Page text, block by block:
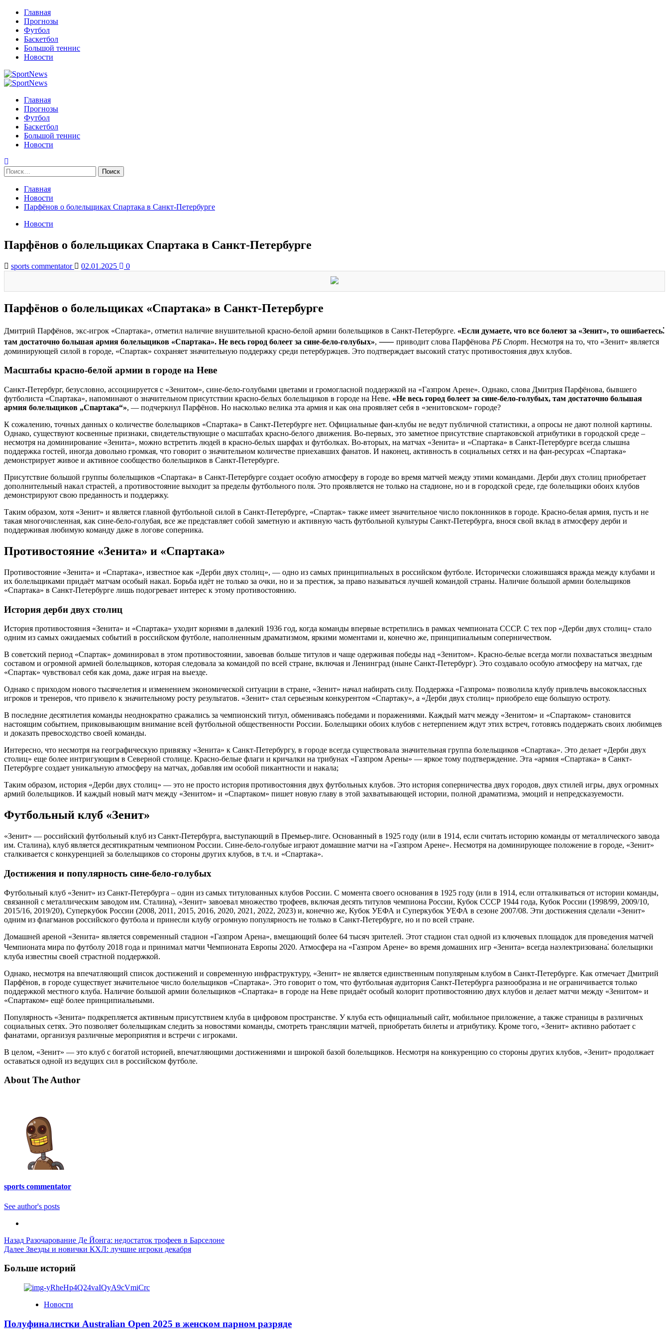
Перейти
содержимому
Главная
Прогнозы
Футбол
Баскетбол
Большой теннис
Новости
Primary
Главная
Прогнозы
Футбол
Баскетбол
Большой теннис
Новости
Найти:
Главная
Новости
Парфёнов о болельщиках Спартака в Санкт-Петербурге
Новости
Парфёнов о болельщиках Спартака в Санкт-Петербурге
sports commentator 02.01.2025 0
Парфёнов о болельщиках «Спартака» в Санкт-Петербурге
Дмитрий Парфёнов, экс-игрок «Спартака», отметил наличие внушительной красно-белой армии болельщиков в Санкт-Петербурге. «Если думаете, что все болеют за «Зенит», то ошибаетесь⁚
там достаточно большая армия болельщиков «Спартака». Не весь город болеет за сине-бело-голубых», ⸺ приводит слова Парфёнова РБ Спорт. Несмотря на то, что «Зенит» является
доминирующей силой в городе, «Спартак» сохраняет значительную поддержку среди петербуржцев. Это подтверждает высокий статус противостояния двух клубов.
Масштабы красно-белой армии в городе на Неве
Санкт-Петербург, безусловно, ассоциируется с «Зенитом», сине-бело-голубыми цветами и громогласной поддержкой на «Газпром Арене». Однако, слова Дмитрия Парфёнова, бывшего
футболиста «Спартака», напоминают о значительном присутствии красно-белых болельщиков в городе на Неве. «Не весь город болеет за сине-бело-голубых, там достаточно большая
армия болельщиков „Спартака“», — подчеркнул Парфёнов. Но насколько велика эта армия и как она проявляет себя в «зенитовском» городе?
К сожалению, точных данных о количестве болельщиков «Спартака» в Санкт-Петербурге нет. Официальные фан-клубы не ведут публичной статистики, а опросы не дают полной картины.
Однако, существуют косвенные признаки, свидетельствующие о масштабах красно-белого движения. Во-первых, это заметное присутствие спартаковской атрибутики в городской среде –
несмотря на доминирование «Зенита», можно встретить людей в красно-белых шарфах и футболках. Во-вторых, на матчах «Зенита» и «Спартака» в Санкт-Петербурге всегда слышна
поддержка гостей, иногда довольно громкая, что говорит о значительном количестве приехавших фанатов. И наконец, активность в социальных сетях и на фан-ресурсах «Спартака»
демонстрирует живое и активное сообщество болельщиков в Санкт-Петербурге.
Присутствие большой группы болельщиков «Спартака» в Санкт-Петербурге создает особую атмосферу в городе во время матчей между этими командами. Дерби двух столиц приобретает
дополнительный накал страстей, а противостояние выходит за пределы футбольного поля. Это проявляется не только на стадионе, но и в городской среде, где болельщики обоих клубов
демонстрируют свою преданность и поддержку.
Таким образом, хотя «Зенит» и является главной футбольной силой в Санкт-Петербурге, «Спартак» также имеет значительное число поклонников в городе. Красно-белая армия, пусть и не
такая многочисленная, как сине-бело-голубая, все же представляет собой заметную и активную часть футбольной культуры Санкт-Петербурга, внося свой вклад в атмосферу дерби и
поддерживая любимую команду даже в логове соперника.
Противостояние «Зенита» и «Спартака»
Противостояние «Зенита» и «Спартака», известное как «Дерби двух столиц», — одно из самых принципиальных в российском футболе. Исторически сложившаяся вражда между клубами и
их болельщиками придаёт матчам особый накал. Борьба идёт не только за очки, но и за престиж, за право называться лучшей командой страны. Наличие большой армии болельщиков
«Спартака» в Санкт-Петербурге лишь подогревает интерес к этому противостоянию.
История дерби двух столиц
История противостояния «Зенита» и «Спартака» уходит корнями в далекий 1936 год, когда команды впервые встретились в рамках чемпионата СССР. С тех пор «Дерби двух столиц» стало
одним из самых ожидаемых событий в российском футболе, наполненным драматизмом, яркими моментами и, конечно же, принципиальным соперничеством.
В советский период «Спартак» доминировал в этом противостоянии, завоевав больше титулов и чаще одерживая победы над «Зенитом». Красно-белые всегда могли похвастаться звездным
составом и огромной армией болельщиков, которая следовала за командой по всей стране, включая и Ленинград (ныне Санкт-Петербург). Это создавало особую атмосферу на матчах, где
«Спартак» чувствовал себя как дома, даже играя на выезде.
Однако с приходом нового тысячелетия и изменением экономической ситуации в стране, «Зенит» начал набирать силу. Поддержка «Газпрома» позволила клубу привлечь высококлассных
игроков и тренеров, что привело к значительному росту результатов. «Зенит» стал серьезным конкурентом «Спартаку», а «Дерби двух столиц» приобрело еще большую остроту.
В последние десятилетия команды неоднократно сражались за чемпионский титул, обмениваясь победами и поражениями. Каждый матч между «Зенитом» и «Спартаком» становится
настоящим событием, приковывающим внимание всей футбольной общественности России. Болельщики обоих клубов с нетерпением ждут этих встреч, готовясь поддержать своих любимцев
и доказать превосходство своей команды.
Интересно, что несмотря на географическую привязку «Зенита» к Санкт-Петербургу, в городе всегда существовала значительная группа болельщиков «Спартака». Это делает «Дерби двух
столиц» еще более интригующим в Северной столице. Красно-белые флаги и кричалки на трибунах «Газпром Арены» — яркое тому подтверждение. Эта «армия «Спартака» в Санкт-
Петербурге создает уникальную атмосферу на матчах, добавляя им особой пикантности и накала;
Таким образом, история «Дерби двух столиц» — это не просто история противостояния двух футбольных клубов. Это история соперничества двух городов, двух стилей игры, двух огромных
армий болельщиков. И каждый новый матч между «Зенитом» и «Спартаком» пишет новую главу в этой захватывающей истории, полной драматизма, эмоций и непредсказуемости.
Футбольный клуб «Зенит»
«Зенит» — российский футбольный клуб из Санкт-Петербурга, выступающий в Премьер-лиге. Основанный в 1925 году (или в 1914, если считать историю команды от металлического завода
им. Сталина), клуб является десятикратным чемпионом России. Сине-бело-голубые играют домашние матчи на «Газпром Арене». Несмотря на доминирующее положение в городе, «Зенит»
сталкивается с конкуренцией за болельщиков со стороны других клубов, в т.ч. и «Спартака».
Достижения и популярность сине-бело-голубых
Футбольный клуб «Зенит» из Санкт-Петербурга – один из самых титулованных клубов России. С момента своего основания в 1925 году (или в 1914, если отталкиваться от истории команды,
связанной с металлическим заводом им. Сталина), «Зенит» завоевал множество трофеев, включая десять титулов чемпиона России, Кубок СССР 1944 года, Кубок России (1998/99, 2009/10,
2015/16, 2019/20), Суперкубок России (2008, 2011, 2015, 2016, 2020, 2021, 2022, 2023) и, конечно же, Кубок УЕФА и Суперкубок УЕФА в сезоне 2007/08. Эти достижения сделали «Зенит»
одним из флагманов российского футбола и принесли клубу огромную популярность не только в Санкт-Петербурге, но и по всей стране.
Домашней ареной «Зенита» является современный стадион «Газпром Арена», вмещающий более 64 тысяч зрителей. Этот стадион стал одной из ключевых площадок для проведения матчей
Чемпионата мира по футболу 2018 года и принимал матчи Чемпионата Европы 2020. Атмосфера на «Газпром Арене» во время домашних игр «Зенита» всегда наэлектризована⁚ болельщики
клуба известны своей страстной поддержкой.
Однако, несмотря на впечатляющий список достижений и современную инфраструктуру, «Зенит» не является единственным популярным клубом в Санкт-Петербурге. Как отмечает Дмитрий
Парфёнов, в городе существует значительное число болельщиков «Спартака». Это говорит о том, что футбольная аудитория Санкт-Петербурга разнообразна и не ограничивается только
поддержкой местного клуба. Наличие большой армии болельщиков «Спартака» в городе на Неве придаёт особый колорит противостоянию двух клубов и делает матчи между «Зенитом» и
«Спартаком» ещё более принципиальными.
Популярность «Зенита» подкрепляется активным присутствием клуба в цифровом пространстве. У клуба есть официальный сайт, мобильное приложение, а также страницы в различных
социальных сетях. Это позволяет болельщикам следить за новостями команды, смотреть трансляции матчей, приобретать билеты и атрибутику. Кроме того, «Зенит» активно работает с
фанатами, организуя различные мероприятия и встречи с игроками.
В целом, «Зенит» — это клуб с богатой историей, впечатляющими достижениями и широкой базой болельщиков. Несмотря на конкуренцию со стороны других клубов, «Зенит» продолжает
оставаться одной из ведущих сил в российском футболе.
About The Author
sports commentator
See author's posts
Post
Navigation
Назад Разочарование Де Йонга: недостаток трофеев в Барселоне
Далее Звезды и новички КХЛ: лучшие игроки декабря
Больше историй
Новости
Полуфиналистки Australian Open 2025 в женском парном разряде